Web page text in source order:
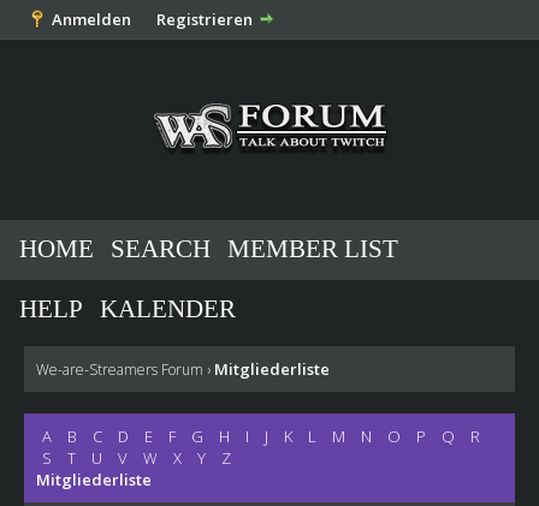
Anmelden Registrieren
HOME SEARCH MEMBER LIST
HELP KALENDER
We-are-Streamers Forum › Mitgliederliste
A B C D E F G H I J K L M N O P Q
R
S
T U V W X Y
Z
Mitgliederliste